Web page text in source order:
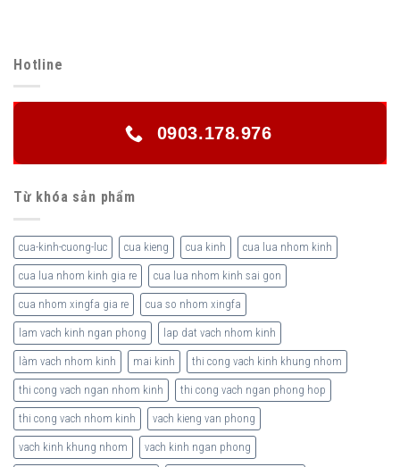
Hotline
0903.178.976
Từ khóa sản phẩm
cua-kinh-cuong-luc cua kieng cua kinh cua lua nhom kinh
cua lua nhom kinh gia re cua lua nhom kinh sai gon
cua nhom xingfa gia re cua so nhom xingfa
lam vach kinh ngan phong lap dat vach nhom kinh
làm vach nhom kinh mai kinh thi cong vach kinh khung nhom
thi cong vach ngan nhom kinh thi cong vach ngan phong hop
thi cong vach nhom kinh vach kieng van phong
vach kinh khung nhom vach kinh ngan phong